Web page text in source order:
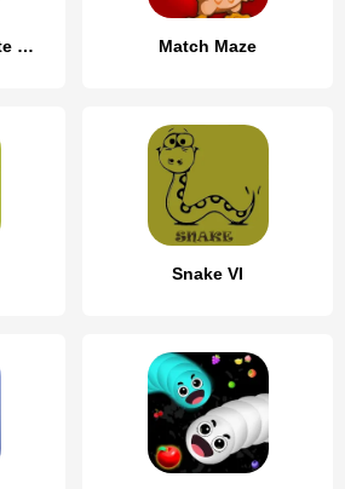
Maze Legend : A Cute Maze Game Match Maze
Snake VI